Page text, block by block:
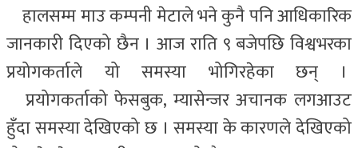
हालसम्म माउ कम्पनी मेटाले भने कुनै पनि आधिकारिक
जानकारी दिएको छैन । आज राति ९ बजेपछि विश्वभरका
प्रयोगकर्ताले यो समस्या भोगिरहेका छन् ।
प्रयोगकर्ताको फेसबुक, म्यासेन्जर अचानक लगआउट
हुँदा समस्या देखिएको छ ।समस्या के कारणले देखिएको